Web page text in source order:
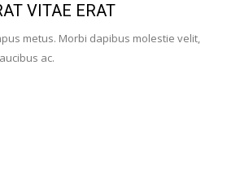
VITAE ERAT
metus. Morbi dapibus molestie velit,
ac.